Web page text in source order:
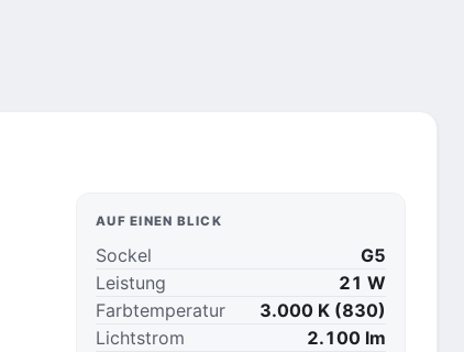
AUF EINEN BLICK
Sockel
G5
Leistung
21 W
Farbtemperatur
3.000 K (830)
Lichtstrom
2.100 lm